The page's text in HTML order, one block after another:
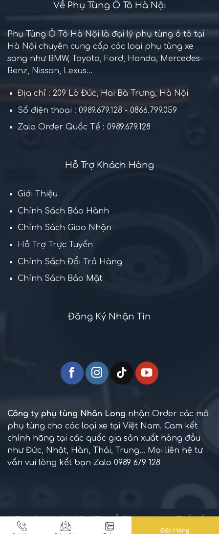
Về Phụ Tùng Ô Tô Hà Nội
Phụ Tùng Ô Tô Hà Nội là đại lý phụ tùng ô tô tại
Hà Nội chuyên cung cấp các loại phụ tùng xe
sang như BMW, Toyota, Ford, Honda, Mercedes-
Benz, Nissan, Lexus...
Địa chỉ : 209 Lò Đúc, Hai Bà Trưng, Hà Nội
Số điện thoại : 0989.679.128 - 0866.799.059
Zalo Order Quốc Tế : 0989.679.128
Hỗ Trợ Khách Hàng
Giới Thiệu
Chính Sách Bảo Hành
Chính Sách Giao Nhận
Hỗ Trợ Trực Tuyến
Chính Sách Đổi Trả Hàng
Chính Sách Bảo Mật
Đăng Ký Nhận Tin
Công ty phụ tùng Nhân Long nhận Order các mã
phụ tùng cho các loại xe tại Việt Nam. Cam kết
chính hãng tại các quốc gia sản xuất hàng đầu
như Đức, Nhật, Hàn, Thái, Trung... Mọi liên hệ tư
vấn vui lòng kết bạn Zalo 0989 679 128
TM + © 2013 -2023Phụ Tùng Ô Tô Nhân Long. Thiết kế
web bởi
Novero Việt Nam Đặt Hàng